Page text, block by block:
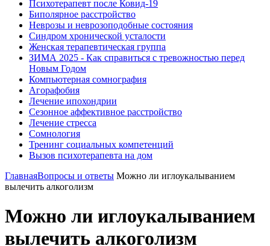
Психотерапевт после Ковид-19
Биполярное расстройство
Неврозы и неврозоподобные состояния
Синдром хронической усталости
Женская терапевтическая группа
ЗИМА 2025 - Как справиться с тревожностью перед
Новым Годом
Компьютерная сомнография
Агорафобия
Лечение ипохондрии
Сезонное аффективное расстройство
Лечение стресса
Сомнология
Тренинг социальных компетенций
Вызов психотерапевта на дом
ГлавнаяВопросы и ответы Можно ли иглоукалыванием
вылечить алкоголизм
Можно ли иглоукалыванием
вылечить алкоголизм